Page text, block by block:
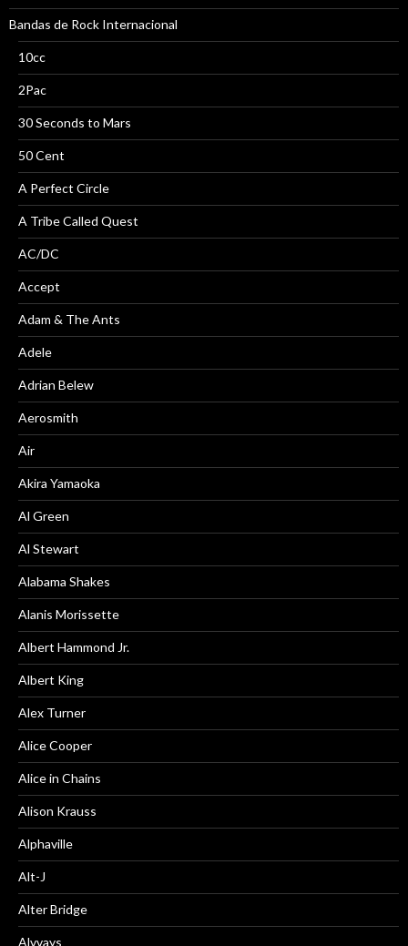
Bandas de Rock Internacional
10cc
2Pac
30 Seconds to Mars
50 Cent
A Perfect Circle
A Tribe Called Quest
AC/DC
Accept
Adam & The Ants
Adele
Adrian Belew
Aerosmith
Air
Akira Yamaoka
Al Green
Al Stewart
Alabama Shakes
Alanis Morissette
Albert Hammond Jr.
Albert King
Alex Turner
Alice Cooper
Alice in Chains
Alison Krauss
Alphaville
Alt-J
Alter Bridge
Alvvays